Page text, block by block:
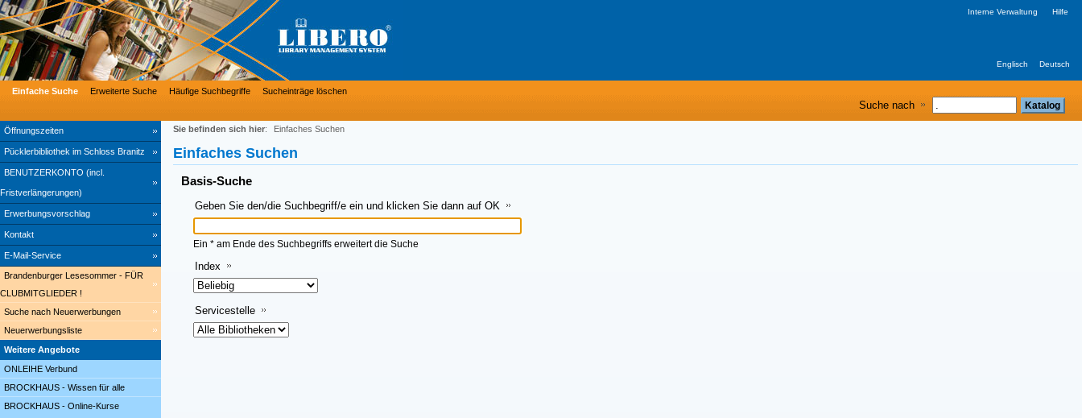
Öffnungszeiten
Pücklerbibliothek im Schloss Branitz
BENUTZERKONTO (incl.
Fristverlängerungen)
Erwerbungsvorschlag
Kontakt
E-Mail-Service
Einfache Suche Erweiterte Suche Häufige Suchbegriffe Sucheinträge löschen
Interne Verwaltung Hilfe
Englisch Deutsch
Brandenburger Lesesommer - FÜR
CLUBMITGLIEDER !
Suche nach Neuerwerbungen
Neuerwerbungsliste
Weitere Angebote
ONLEIHE Verbund
BROCKHAUS - Wissen für alle
BROCKHAUS - Online-Kurse
Sie befinden sich hier: Einfaches Suchen
Einfaches Suchen
Basis-Suche
Servicestelle
Geben Sie den/die Suchbegriff/e ein und klicken Sie dann auf OK
Index
Ein * am Ende des Suchbegriffs erweitert die Suche
Suche nach